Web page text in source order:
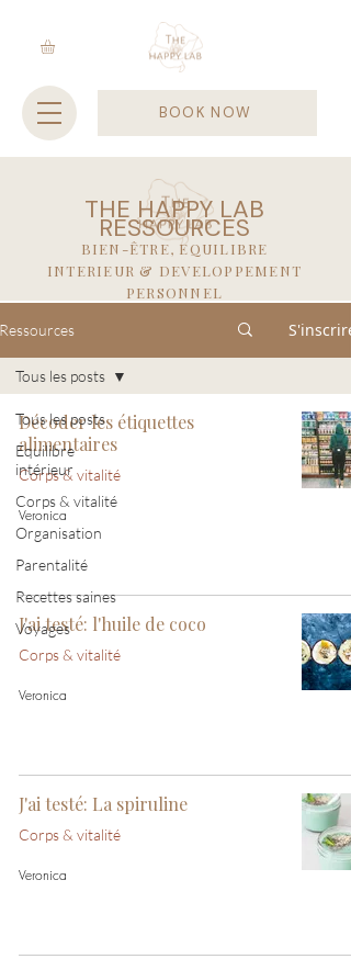
BOOK NOW
THE HAPPY LAB
RESSOURCES
BIEN-ÊTRE, EQUILIBRE
INTERIEUR & DEVELOPPEMENT
PERSONNEL
Ressources S'inscrire
Tous les posts
Equilibre
intérieur
Corps & vitalité
Organisation
Parentalité
Recettes saines
Voyages
Tous les posts
Décoder les étiquettes
alimentaires
Corps & vitalité
Veronica
J'ai testé: l'huile de coco
Corps & vitalité
Veronica
J'ai testé: La spiruline
Corps & vitalité
Veronica